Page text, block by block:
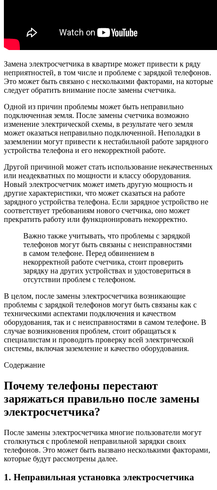
Замена электросчетчика в квартире может привести к ряду
неприятностей, в том числе и проблеме с зарядкой телефонов.
Это может быть связано с несколькими факторами, на которые
следует обратить внимание после замены счетчика.
Одной из причин проблемы может быть неправильно
подключенная земля. После замены счетчика возможно
изменение электрической схемы, в результате чего земля
может оказаться неправильно подключенной. Неполадки в
заземлении могут привести к нестабильной работе зарядного
устройства телефона и его некорректной работе.
Другой причиной может стать использование некачественных
или неадекватных по мощности и классу оборудования.
Новый электросчетчик может иметь другую мощность и
другие характеристики, что может сказаться на работе
зарядного устройства телефона. Если зарядное устройство не
соответствует требованиям нового счетчика, оно может
прекратить работу или функционировать некорректно.
Важно также учитывать, что проблемы с зарядкой
телефонов могут быть связаны с неисправностями
в самом телефоне. Перед обвинением в
некорректной работе счетчика, стоит проверить
зарядку на других устройствах и удостовериться в
отсутствии проблем с телефоном.
В целом, после замены электросчетчика возникающие
проблемы с зарядкой телефонов могут быть связаны как с
техническими аспектами подключения и качеством
оборудования, так и с неисправностями в самом телефоне. В
случае возникновения проблем, стоит обращаться к
специалистам и проводить проверку всей электрической
системы, включая заземление и качество оборудования.
Содержание
Почему телефоны перестают
заряжаться правильно после замены
электросчетчика?
После замены электросчетчика многие пользователи могут
столкнуться с проблемой неправильной зарядки своих
телефонов. Это может быть вызвано несколькими факторами,
которые будут рассмотрены далее.
1. Неправильная установка электросчетчика